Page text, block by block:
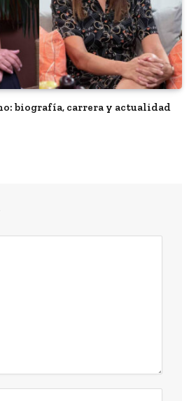
biografía, carrera y actualidad